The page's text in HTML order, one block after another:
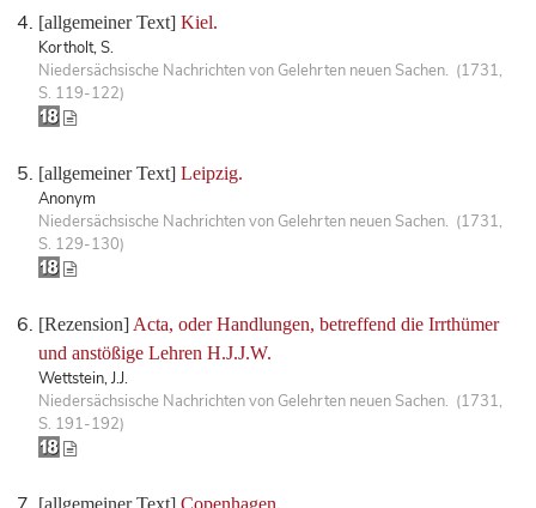
[allgemeiner Text] Kiel.
Kortholt, S.
Niedersächsische Nachrichten von Gelehrten neuen Sachen. (1731,
S. 119-122)
[allgemeiner Text] Leipzig.
Anonym
Niedersächsische Nachrichten von Gelehrten neuen Sachen. (1731,
S. 129-130)
[Rezension] Acta, oder Handlungen, betreffend die Irrthümer
und anstößige Lehren H.J.J.W.
Wettstein, J.J.
Niedersächsische Nachrichten von Gelehrten neuen Sachen. (1731,
S. 191-192)
[allgemeiner Text] Copenhagen.